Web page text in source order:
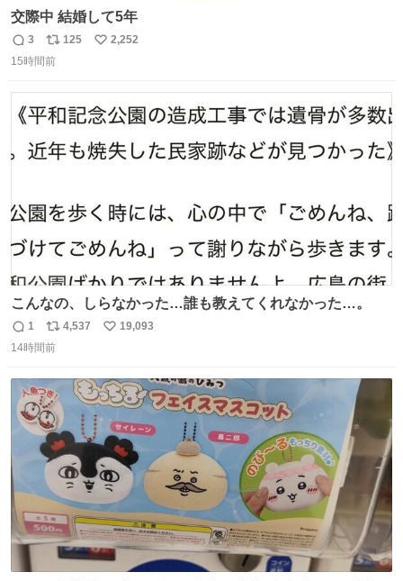
交際中 結婚して5年
返
信
3
リ
ポ
ト
数
125
い
数
2,252
15時間前
こんなの、しらなかった…誰も教えてくれなかった…。
返
信
1
リ
ポ
ト
数
4,537
い
数
19,093
14時間前